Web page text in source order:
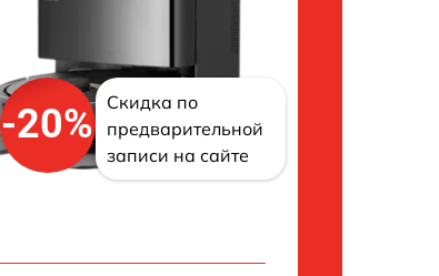
-20%
Скидка по
предварительной
записи на сайте